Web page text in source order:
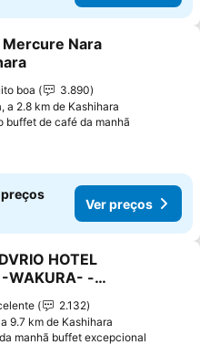
aos favoritos
Mercure Nara
boa
3.890
a 2.8 km de Kashihara
buffet de café da manhã
preços
Ver preços
aos favoritos
HOTEL
-WAKURA- -
INN HOTELS-
2.132
9.7 km de Kashihara
manhã buffet excepcional